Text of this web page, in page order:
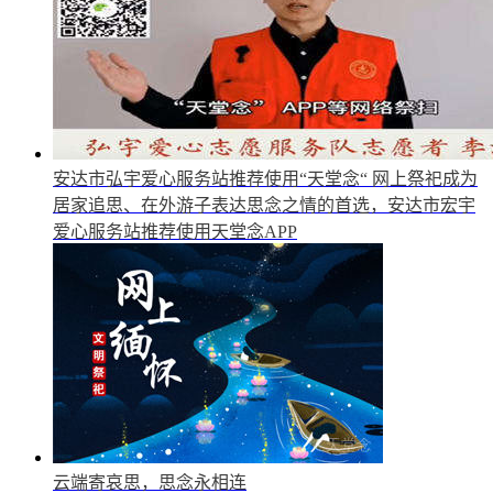
安达市弘宇爱心服务站推荐使用“天堂念“ 网上祭祀成为
居家追思、在外游子表达思念之情的首选，安达市宏宇
爱心服务站推荐使用天堂念APP
云端寄哀思，思念永相连